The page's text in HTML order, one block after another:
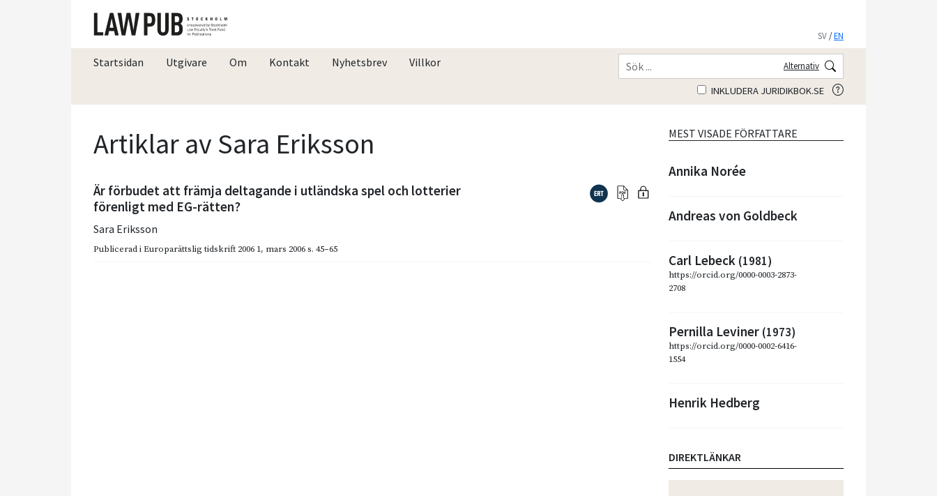
SV /EN
Startsidan Utgivare Om Kontakt Nyhetsbrev Villkor Alternativ
INKLUDERA JURIDIKBOK.SE
Artiklar av Sara Eriksson
Är förbudet att främja deltagande i utländska spel och lotterier
förenligt med EG-rätten?
Sara Eriksson
Publicerad iEuroparättslig tidskrift 2006 1, mars 2006s. 45–65
MEST VISADE FÖRFATTARE
Annika Norée
Andreas von Goldbeck
Carl Lebeck (1981)
https://orcid.org/0000-0003-2873-
2708
Pernilla Leviner (1973)
https://orcid.org/0000-0002-6416-
1554
Henrik Hedberg
DIREKTLÄNKAR